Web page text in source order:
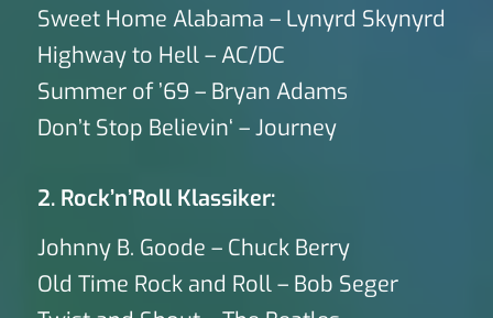
Sweet Home Alabama – Lynyrd Skynyrd
Highway to Hell – AC/DC
Summer of ’69 – Bryan Adams
Don’t Stop Believin‘ – Journey
2. Rock’n’Roll Klassiker:
Johnny B. Goode – Chuck Berry
Old Time Rock and Roll – Bob Seger